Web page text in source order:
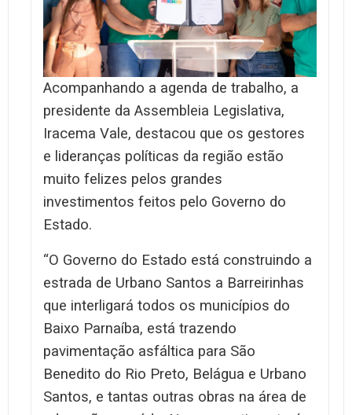
Acompanhando a agenda de trabalho, a
presidente da Assembleia Legislativa,
Iracema Vale, destacou que os gestores
e lideranças políticas da região estão
muito felizes pelos grandes
investimentos feitos pelo Governo do
Estado.
“O Governo do Estado está construindo a
estrada de Urbano Santos a Barreirinhas
que interligará todos os municípios do
Baixo Parnaíba, está trazendo
pavimentação asfáltica para São
Benedito do Rio Preto, Belágua e Urbano
Santos, e tantas outras obras na área de